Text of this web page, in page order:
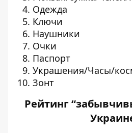
Одежда
Ключи
Наушники
Очки
Паспорт
Украшения/Часы/
Зонт
Рейтинг